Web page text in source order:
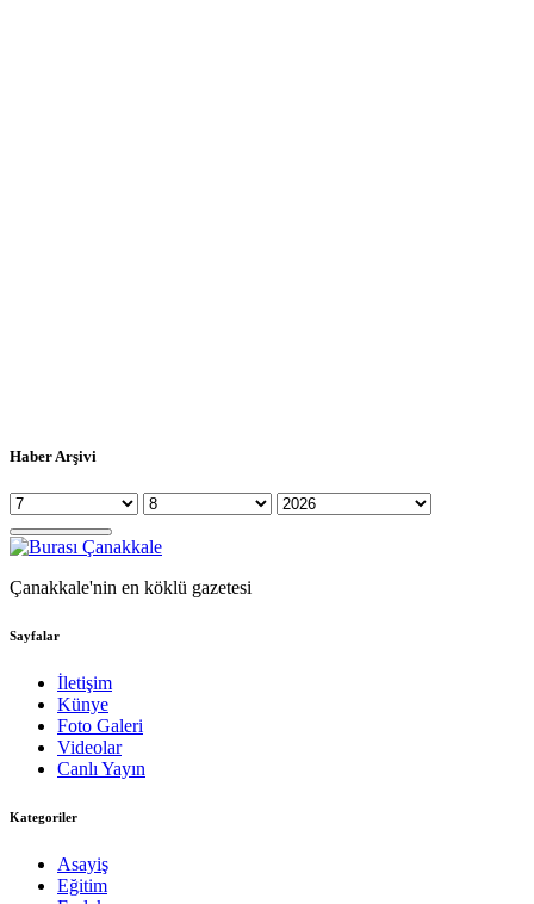
Haber Arşivi
Çanakkale'nin en köklü gazetesi
Sayfalar
İletişim
Künye
Foto Galeri
Videolar
Canlı Yayın
Kategoriler
Asayiş
Eğitim